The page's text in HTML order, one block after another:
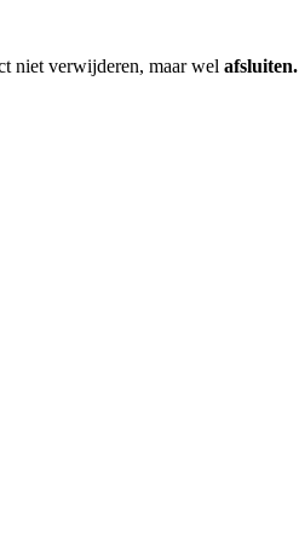
niet verwijderen, maar wel afsluiten.